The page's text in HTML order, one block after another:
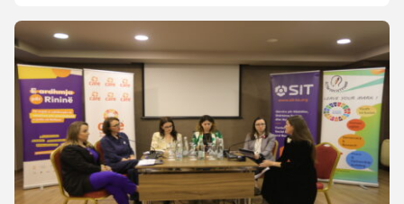
novembar 2023. godine i pružio svim zainteresovanim
[…]